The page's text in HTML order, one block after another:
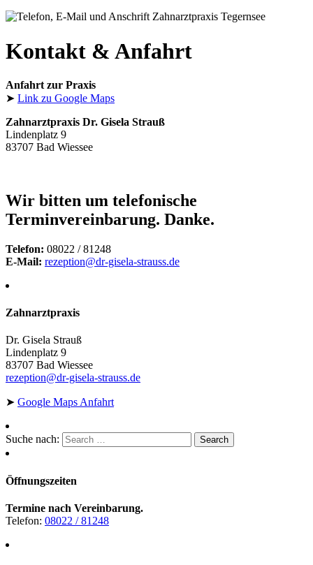
Kontakt & Anfahrt
Anfahrt zur Praxis
➤ Link zu Google Maps
Zahnarztpraxis Dr. Gisela Strauß
Lindenplatz 9
83707 Bad Wiessee
Wir bitten um telefonische
Terminvereinbarung. Danke.
Telefon: 08022 / 81248
E-Mail: rezeption@dr-gisela-strauss.de
Zahnarztpraxis
Dr. Gisela Strauß
Lindenplatz 9
83707 Bad Wiessee
rezeption@dr-gisela-strauss.de
➤ Google Maps Anfahrt
Suche nach:
Öffnungszeiten
Termine nach Vereinbarung.
Telefon: 08022 / 81248